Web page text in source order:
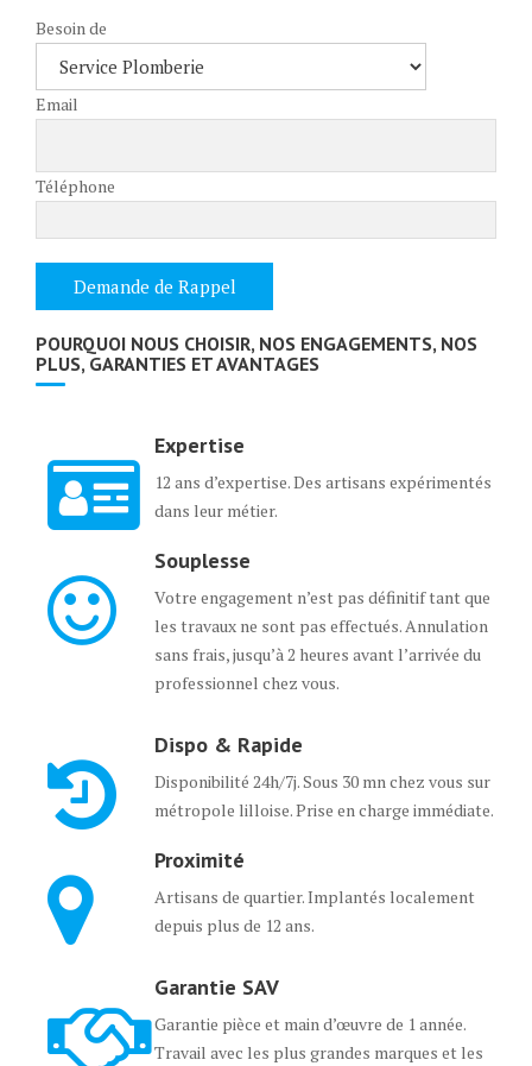
Besoin de
Email
Téléphone
POURQUOI NOUS CHOISIR, NOS ENGAGEMENTS, NOS
PLUS, GARANTIES ET AVANTAGES
Expertise
12 ans d’expertise. Des artisans expérimentés
dans leur métier.
Souplesse
Votre engagement n’est pas définitif tant que
les travaux ne sont pas effectués. Annulation
sans frais, jusqu’à 2 heures avant l’arrivée du
professionnel chez vous.
Dispo & Rapide
Disponibilité 24h/7j. Sous 30 mn chez vous sur
métropole lilloise. Prise en charge immédiate.
Proximité
Artisans de quartier. Implantés localement
depuis plus de 12 ans.
Garantie SAV
Garantie pièce et main d’œuvre de 1 année.
Travail avec les plus grandes marques et les